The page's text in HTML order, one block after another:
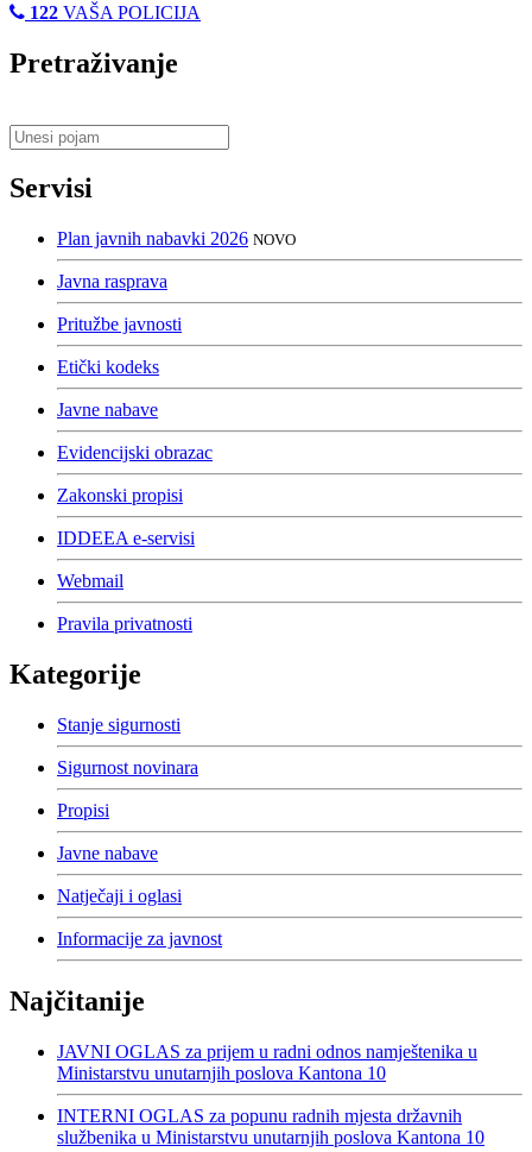
122 VAŠA POLICIJA
Pretraživanje
Servisi
Plan javnih nabavki 2026 NOVO
Javna rasprava
Pritužbe javnosti
Etički kodeks
Javne nabave
Evidencijski obrazac
Zakonski propisi
IDDEEA e-servisi
Webmail
Pravila privatnosti
Kategorije
Stanje sigurnosti
Sigurnost novinara
Propisi
Javne nabave
Natječaji i oglasi
Informacije za javnost
Najčitanije
JAVNI OGLAS za prijem u radni odnos namještenika u
Ministarstvu unutarnjih poslova Kantona 10
INTERNI OGLAS za popunu radnih mjesta državnih
službenika u Ministarstvu unutarnjih poslova Kantona 10